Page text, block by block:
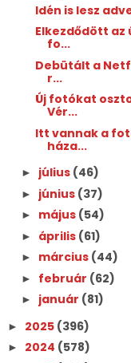
Idén is lesz
Elkezdődött
fo...
Debütált a
r...
Új fotókat
Vér...
Itt vannak a
háza...
► július (46)
► június (37)
► május (54)
► április (61)
► március (44)
► február (62)
► január (81)
► 2025 (396)
► 2024 (578)